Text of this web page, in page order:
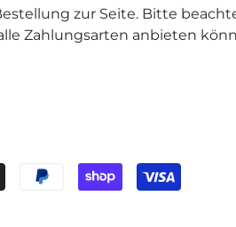
zur Seite. Bitte
Zahlungsarten anbieten